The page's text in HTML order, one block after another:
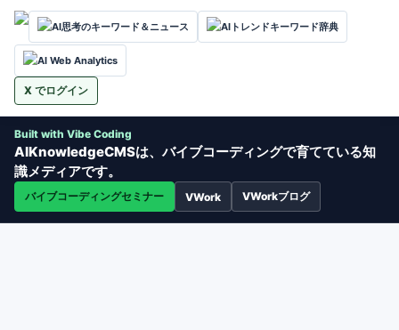
AI思考のキーワード＆ニュース AIトレンドキーワード辞典
AI Web Analytics
X でログイン
Built with Vibe Coding
AIKnowledgeCMSは、バイブコーディングで育てている知
識メディアです。
バイブコーディングセミナー VWork VWorkブログ